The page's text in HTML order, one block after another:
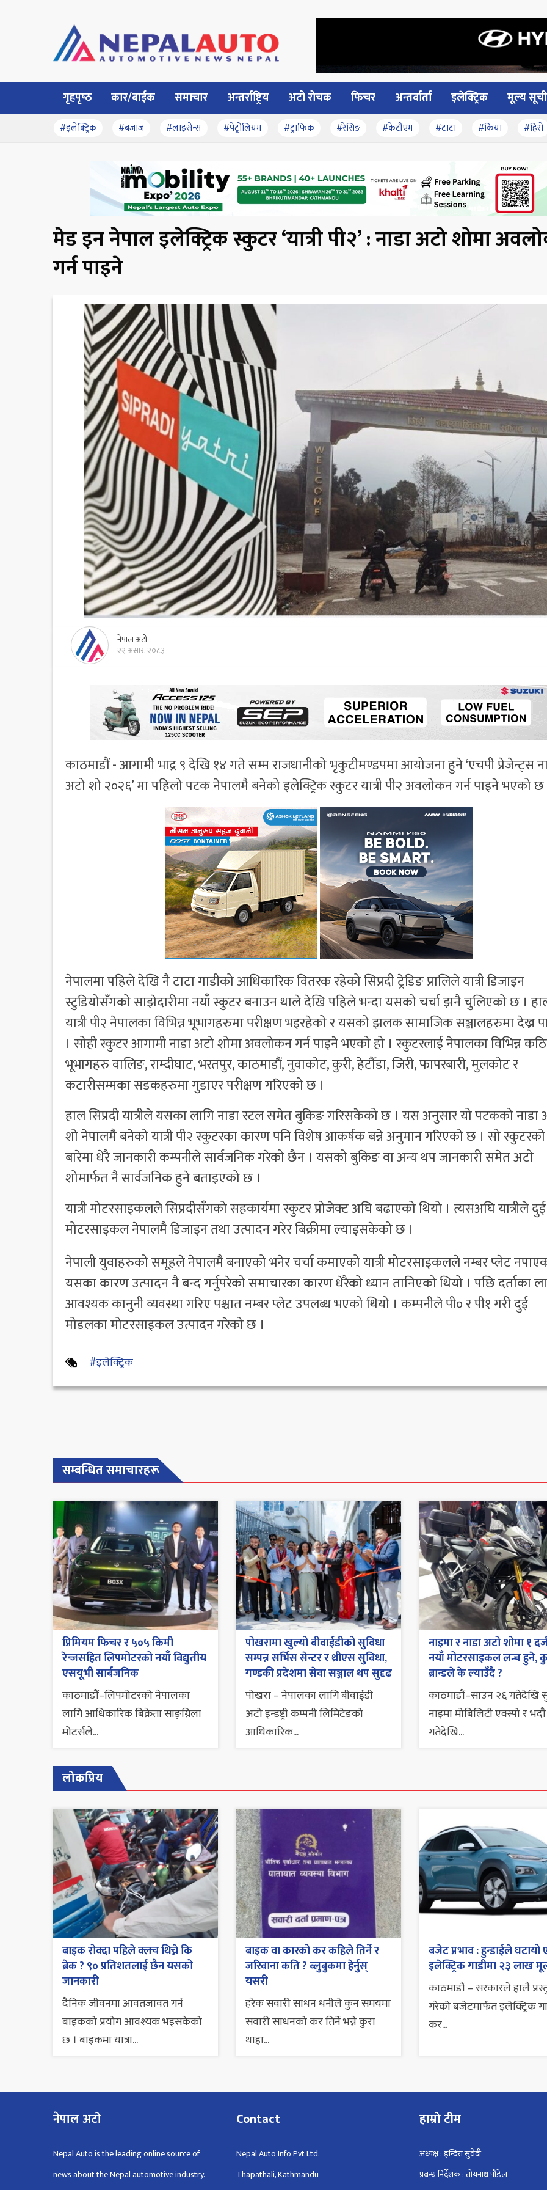
गृहपृष्‍ठ कार/बाईक समाचार अन्तर्राष्ट्रिय अटो रोचक फिचर अन्तर्वार्ता इलेक्ट्रिक मूल्य सूची
#इलेक्ट्रिक #बजाज #लाइसेन्स #पेट्रोलियम #ट्राफिक #रेसिङ #केटीएम #टाटा #किया #हिरो
मेड इन नेपाल इलेक्ट्रिक स्कुटर ‘यात्री पी२’ : नाडा अटो शोमा
गर्न पाइने
नेपाल अटो
२२ असार, २०८३
काठमाडौं - आगामी भाद्र ९ देखि १४ गते सम्म राजधानीको भृकुटीमण्डपमा आयोजना हुने ‘एचपी प्रेजेन्ट्स
अटो शो २०२६’ मा पहिलो पटक नेपालमै बनेको इलेक्ट्रिक स्कुटर यात्री पी२ अवलोकन गर्न पाइने भएको छ
नेपालमा पहिले देखि नै टाटा गाडीको आधिकारिक वितरक रहेको सिप्रदी ट्रेडिङ प्रालिले यात्री डिजाइन
स्टुडियोसँगको साझेदारीमा नयाँ स्कुटर बनाउन थाले देखि पहिले भन्दा यसको चर्चा झनै चुलिएको छ ।
यात्री पी२ नेपालका विभिन्न भूभागहरुमा परीक्षण भइरहेको र यसको झलक सामाजिक सञ्जालहरुमा देख्न
। सोही स्कुटर आगामी नाडा अटो शोमा अवलोकन गर्न पाइने भएको हो । स्कुटरलाई नेपालका विभिन्न
भूभागहरु वालिङ, राम्दीघाट, भरतपुर, काठमाडौं, नुवाकोट, कुरी, हेटौँडा, जिरी, फापरबारी, मुलकोट र
कटारीसम्मका सडकहरुमा गुडाएर परीक्षण गरिएको छ ।
हाल सिप्रदी यात्रीले यसका लागि नाडा स्टल समेत बुकिङ गरिसकेको छ । यस अनुसार यो पटकको नाडा
शो नेपालमै बनेको यात्री पी२ स्कुटरका कारण पनि विशेष आकर्षक बन्ने अनुमान गरिएको छ । सो स्कुटरको
बारेमा धेरै जानकारी कम्पनीले सार्वजनिक गरेको छैन । यसको बुकिङ वा अन्य थप जानकारी समेत अटो
शोमार्फत नै सार्वजनिक हुने बताइएको छ ।
यात्री मोटरसाइकलले सिप्रदीसँगको सहकार्यमा स्कुटर प्रोजेक्ट अघि बढाएको थियो । त्यसअघि यात्रीले दुई
मोटरसाइकल नेपालमै डिजाइन तथा उत्पादन गरेर बिक्रीमा ल्याइसकेको छ ।
नेपाली युवाहरुको समूहले नेपालमै बनाएको भनेर चर्चा कमाएको यात्री मोटरसाइकलले नम्बर प्लेट
यसका कारण उत्पादन नै बन्द गर्नुपरेको समाचारका कारण धेरैको ध्यान तानिएको थियो । पछि दर्ताका
आवश्यक कानुनी व्यवस्था गरिए पश्चात नम्बर प्लेट उपलब्ध भएको थियो । कम्पनीले पी० र पी१ गरी दुई
मोडलका मोटरसाइकल उत्पादन गरेको छ ।
#इलेक्ट्रिक
सम्बन्धित समाचारहरू
प्रिमियम फिचर र ५०५ किमी
रेन्जसहित लिपमोटरको नयाँ विद्युतीय
एसयूभी सार्बजनिक
काठमाडौं–लिपमोटरको नेपालका
लागि आधिकारिक बिक्रेता साङ्ग्रिला
मोटर्सले...
पोखरामा खुल्यो बीवाईडीको सुविधा
सम्पन्न सर्भिस सेन्टर र थ्रीएस सुविधा,
गण्डकी प्रदेशमा सेवा सञ्जाल थप सुदृढ
पोखरा – नेपालका लागि बीवाईडी
अटो इन्डष्ट्री कम्पनी लिमिटेडको
आधिकारिक...
नाइमा र नाडा अटो शोमा १
नयाँ मोटरसाइकल लन्च हुने,
ब्रान्डले के ल्याउँदै ?
काठमाडौं–साउन २६ गतेदेखि
नाइमा मोबिलिटी एक्स्पो र
गतेदेखि...
लोकप्रिय
बाइक रोक्दा पहिले क्लच थिच्ने कि
ब्रेक ? ९० प्रतिशतलाई छैन यसको
जानकारी
दैनिक जीवनमा आवतजावत गर्न
बाइकको प्रयोग आवश्यक भइसकेको
छ । बाइकमा यात्रा...
बाइक वा कारको कर कहिले तिर्ने र
जरिवाना कति ? ब्लुबुकमा हेर्नुस्
यसरी
हरेक सवारी साधन धनीले कुन समयमा
सवारी साधनको कर तिर्ने भन्ने कुरा
थाहा...
बजेट प्रभाव : हुन्डाईले घटायो
इलेक्ट्रिक गाडीमा २३ लाख
काठमाडौं – सरकारले हालै
गरेको बजेटमार्फत इलेक्ट्रिक
कर...
नेपाल अटो
Nepal Auto is the leading online source of
news about the Nepal automotive industry.
Contact
Nepal Auto Info Pvt Ltd.
Thapathali, Kathmandu
हाम्रो टीम
अध्यक्ष : इन्दिरा सुवेदी
प्रबन्ध निर्देशक : तोयनाथ पौडेल